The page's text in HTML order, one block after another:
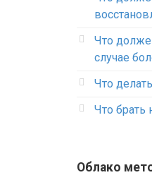
Что
случае
Что
Что брать
Облако